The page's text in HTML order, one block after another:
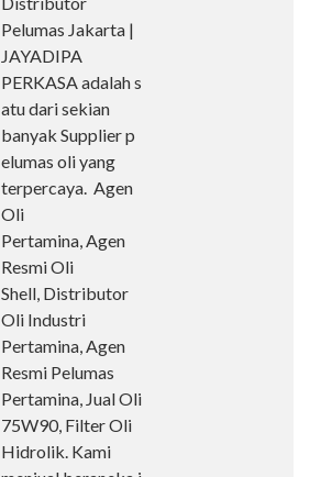
Pelumas Jakarta |
JAYADIPA
PERKASA adalah s
atu dari sekian
banyak Supplier p
elumas oli yang
terpercaya. Agen
Oli
Pertamina, Agen
Resmi Oli
Shell, Distributor
Oli Industri
Pertamina, Agen
Resmi Pelumas
Pertamina, Jual Oli
75W90, Filter Oli
Hidrolik. Kami